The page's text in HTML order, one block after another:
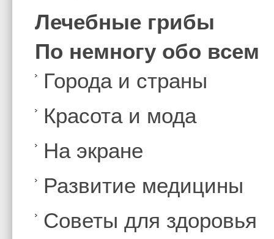
Лечебные грибы
По немногу обо всем
Города и страны
Красота и мода
На экране
Развитие медицины
Советы для здоровья